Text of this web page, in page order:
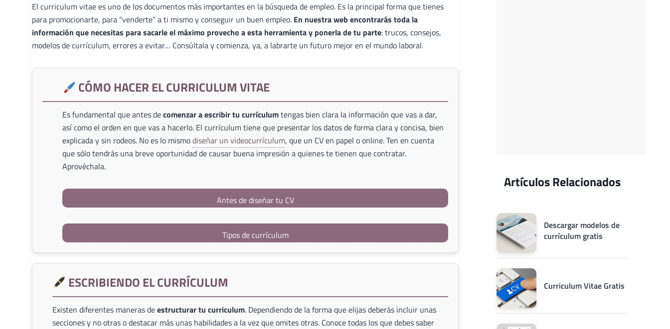
El curriculum vitae es uno de los documentos más importantes en la búsqueda de empleo. Es la principal forma que tienes
para promocionarte, para “venderte” a ti mismo y conseguir un buen empleo. En nuestra web encontrarás toda la
información que necesitas para sacarle el máximo provecho a esta herramienta y ponerla de tu parte: trucos, consejos,
modelos de currículum, errores a evitar… Consúltala y comienza, ya, a labrarte un futuro mejor en el mundo laboral.
CÓMO HACER EL CURRICULUM VITAE
Es fundamental que antes decomenzar a escribir tu currículumtengas bien clara la información que vas a dar,
así como el orden en que vas a hacerlo. El currículum tiene que presentar los datos de forma clara y concisa, bien
explicada y sin rodeos. No es lo mismodiseñar un videocurrículum, que un CV en papel o online. Ten en cuenta
que sólo tendrás una breve oportunidad de causar buena impresión a quienes te tienen que contratar.
Aprovéchala.
Antes de diseñar tu CV
Tipos de currículum
ESCRIBIENDO EL CURRÍCULUM
Existen diferentes maneras deestructurar tu curriculum. Dependiendo de la forma que elijas deberás incluir unas
secciones y no otras o destacar más unas habilidades a la vez que omites otras. Conoce todas los que debes saber
Artículos Relacionados
Descargar modelos de
currículum gratis
Curriculum Vitae Gratis